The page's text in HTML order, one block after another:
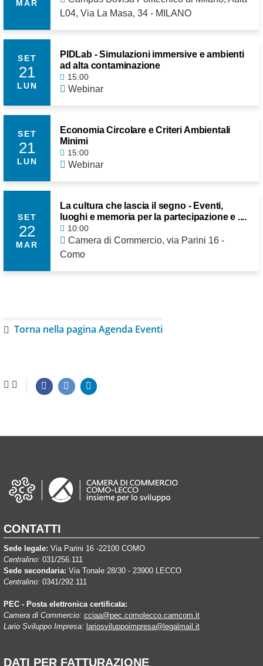
MAR
L04, Via La Masa, 34 - MILANO
SET
21
LUN
PIDLab - Simulazioni immersive e ambienti
ad alta contaminazione
15:00
Webinar
SET
21
LUN
Economia Circolare e Criteri Ambientali
Minimi
15:00
Webinar
SET
22
MAR
La cultura che lascia il segno - Eventi,
luoghi e memoria per la partecipazione e ....
10:00
Camera di Commercio, via Parini 16 -
Como
Torna nella pagina Agenda Eventi
CONTATTI
Sede legale: Via Parini 16 -22100 COMO
Centralino: 031/256.111
Sede secondaria: Via Tonale 28/30 - 23900 LECCO
Centralino: 0341/292.111
PEC - Posta elettronica certificata:
Camera di Commercio: cciaa@pec.comolecco.camcom.it
Lario Sviluppo Impresa: lariosviluppoimpresa@legalmail.it
DATI PER FATTURAZIONE